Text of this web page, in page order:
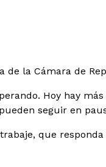
de la Cámara de
Hoy hay
seguir en
que